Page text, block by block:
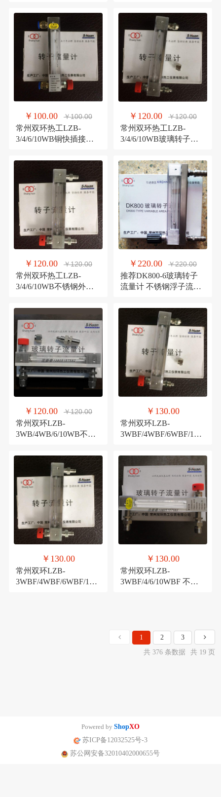
流量计
￥100.00 ￥100.00
常州双环热工LZB-
3/4/6/10WB铜快插接口
￥120.00 ￥120.00
常州双环热工LZB-
3/4/6/10WB玻璃转子流
￥120.00 ￥120.00
常州双环热工LZB-
3/4/6/10WB不锈钢外螺
￥220.00 ￥220.00
推荐DK800-6玻璃转子
流量计 不锈钢浮子流量
￥120.00 ￥120.00
常州双环LZB-
3WB/4WB/6/10WB不锈
量计
￥130.00
常州双环LZB-
3WBF/4WBF/6WBF/10W
转子流量计
￥130.00
常州双环LZB-
3WBF/4WBF/6WBF/10W
￥130.00
常州双环LZB-
3WBF/4/6/10WBF 不锈
1 2
3
共 376 条数据
共 19 页
Powered by ShopXO
苏ICP备12032525号-3
苏公网安备32010402000655号